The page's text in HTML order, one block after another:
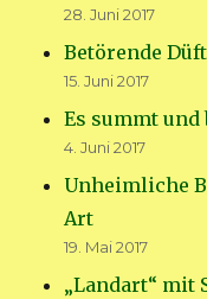
28. Juni 2017
Betörende
15. Juni 2017
Es summt
4. Juni 2017
Unheimliche
Art
19. Mai 2017
„Landart“ mit